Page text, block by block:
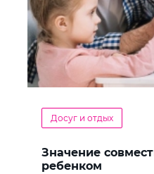
Досуг и отдых
Значение
ребенком